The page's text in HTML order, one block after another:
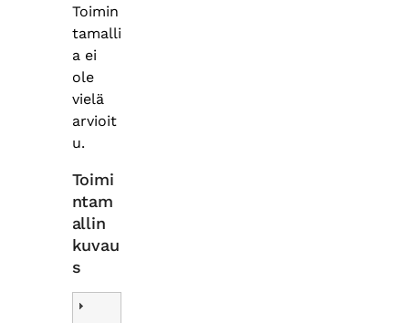
Toimin
tamalli
a ei
ole
vielä
arvioit
u.
Toimi
ntam
allin
kuvau
s